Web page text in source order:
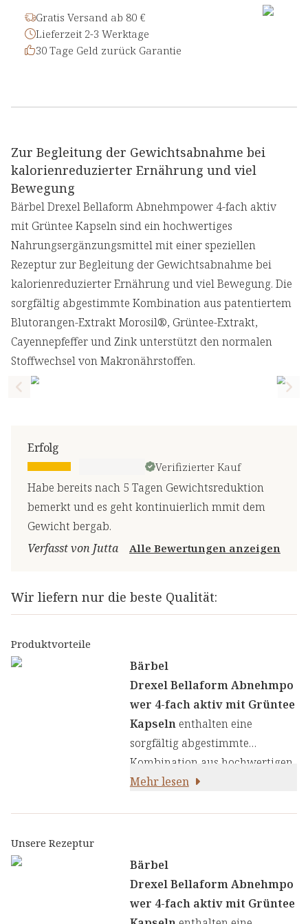
Gratis Versand ab 80 €
Lieferzeit 2-3 Werktage
30 Tage Geld zurück Garantie
Zur Begleitung der Gewichtsabnahme bei
kalorienreduzierter Ernährung und viel
Bewegung
Bärbel Drexel Bellaform Abnehmpower 4-fach aktiv
mit Grüntee Kapseln sind ein hochwertiges
Nahrungsergänzungsmittel mit einer speziellen
Rezeptur zur Begleitung der Gewichtsabnahme bei
kalorienreduzierter Ernährung und viel Bewegung. Die
sorgfältig abgestimmte Kombination aus patentiertem
Blutorangen-Extrakt Morosil®, Grüntee-Extrakt,
Cayennepfeffer und Zink unterstützt den normalen
Stoffwechsel von Makronährstoffen.
Previous slide
Erfolg
Verifizierter Kauf
Habe bereits nach 5 Tagen Gewichtsreduktion
bemerkt und es geht kontinuierlich mmit dem
Gewicht bergab.
Verfasst von Jutta
Alle Bewertungen anzeigen
Wir liefern nur die beste Qualität:
Produktvorteile
Bärbel
Drexel Bellaform Abnehmpo
wer 4-fach aktiv mit Grüntee
Kapselnenthalten eine
sorgfältig abgestimmte
Kombination aus hochwertigen
Naturextrakten und Zink, das zu
bildet eine sorgfältig
abgestimmte Kombination aus
patentierten und hochwertigen
Pflanzenextrakten, die
Mehr lesen
Unsere Rezeptur
Bärbel
Drexel Bellaform Abnehmpo
wer 4-fach aktiv mit Grüntee